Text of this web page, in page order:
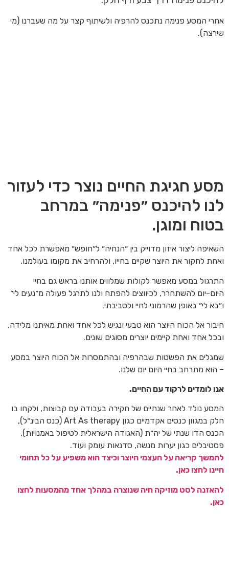
אחרי המסע פנימה נתכנס להרפיה ולשיתוף קצר על מה שעברנו (מי
שירצה).
מסע חגיגת החיים נוצר כדי לעזור
לנו להיכנס ״פנימה״ במרחב
בטוח ומוגן.
השאיפה ליצור איזון מדוייק בין ״הנחיה״ ל״חופש״ מאפשרת לכל אחד
ואחת לחקור את היוצר שקיים בחייו, ולהרחיב את מקומו בעולמנו.
התרגול במסע מאפשר לקולות שמלווים אותנו בראש גם בחיי
היום-יום להשתחרר, לכיווצים להפתח ולנו לתרגל פעולה מ״נעים לי״
ו״בא לי״ באופן שהרמוני לחיי ולסביבתי.
חיבור אל הכוח היוצר הוא טבעי ונגיש לכל אחד ואחת מאיתנו מלידה,
ובכל אחד ואחת קיימים יוצרים מסוגים שונים.
שמגלים את הפשטות שבהרפיה ובהתמסרות אל הכוח היוצר במסע
– הוא מתרחב בחיי היום יום שלנו.
אנו לומדים לרקוד עם החיים.
המסע נולד לאחר שנתיים של חקירה בעבודה עם קבוצות, ולקחו בו
חלק במגוון כנסים אקדמיים כגון Art As therapy (כנס הבינ״ל),
הכנס הדו שנתי של יה״ת (האגודה הישראלית לטיפול באמנויות),
פסטיבלים כגון יערות מנשה, סדנאות עומק ועוד.
להמשך קריאה על העצמי היוצר וכיצד הוא משפיע על כל תחומי
חיינו לחצו כאן.
להאזנה לסט מוזיקה חיה שנוצרה במהלך אחד מהמסעות לחצו
כאן.